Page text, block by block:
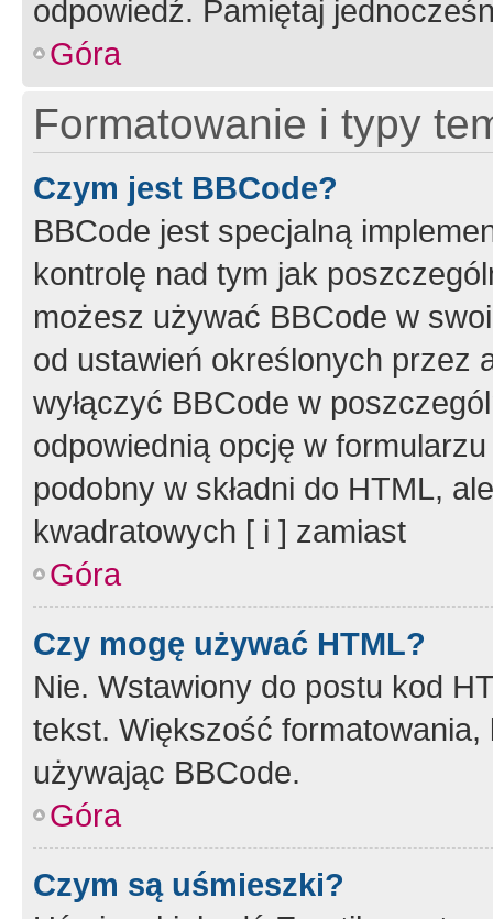
odpowiedź. Pamiętaj
Góra
Formatowanie i typy
Czym jest BBCode?
BBCode jest specjalną
kontrolę nad tym jak
możesz używać BBCode w
od ustawień określonych przez
wyłączyć BBCode w
odpowiednią opcję w
podobny w składni do HTML,
kwadratowych [ i ] zamiast
Góra
Czy mogę używać HTML?
Nie. Wstawiony do postu kod
tekst. Większość
używając BBCode.
Góra
Czym są uśmieszki?